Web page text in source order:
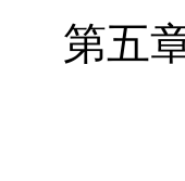
第五